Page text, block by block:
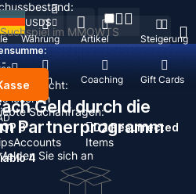
gesucht:
löschen
Suchanfragen:
3
Accounts
D2 Resurrected
Items
4
Währung Artikel Steigerung
Konten Coaching Gift Cards
USD$
-
Geld durch die
Partnerprogramm
Sie sich an